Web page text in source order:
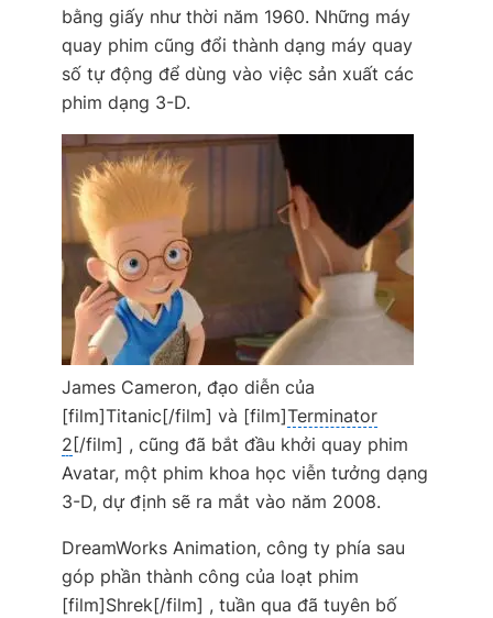
bằng giấy như thời năm 1960. Những máy
quay phim cũng đổi thành dạng máy quay
số tự động để dùng vào việc sản xuất các
phim dạng 3-D.
James Cameron, đạo diễn của
[film]Titanic[/film] và [film]Terminator
2[/film] , cũng đã bắt đầu khởi quay phim
Avatar, một phim khoa học viễn tưởng dạng
3-D, dự định sẽ ra mắt vào năm 2008.
DreamWorks Animation, công ty phía sau
góp phần thành công của loạt phim
[film]Shrek[/film] , tuần qua đã tuyên bố